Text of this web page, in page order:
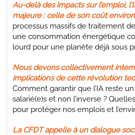
Au-delà des impacts sur l’emploi,
majeure : celle de son coût
processus massifs de traitement
une consommation énergétique
lourd pour une planète déjà sous
Nous devons collectivement
implications de cette révolution
Comment garantir que l’IA reste
salarié(e)s et non l’inverse ?
pour protéger nos emplois et
La CFDT appelle à un dialogue